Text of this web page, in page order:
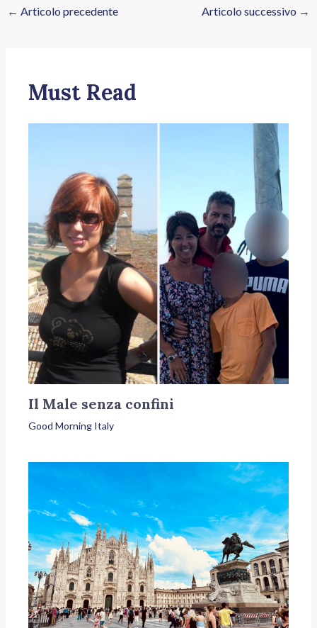
← Articolo precedente Articolo successivo →
Must Read
Il Male senza confini
Good Morning Italy